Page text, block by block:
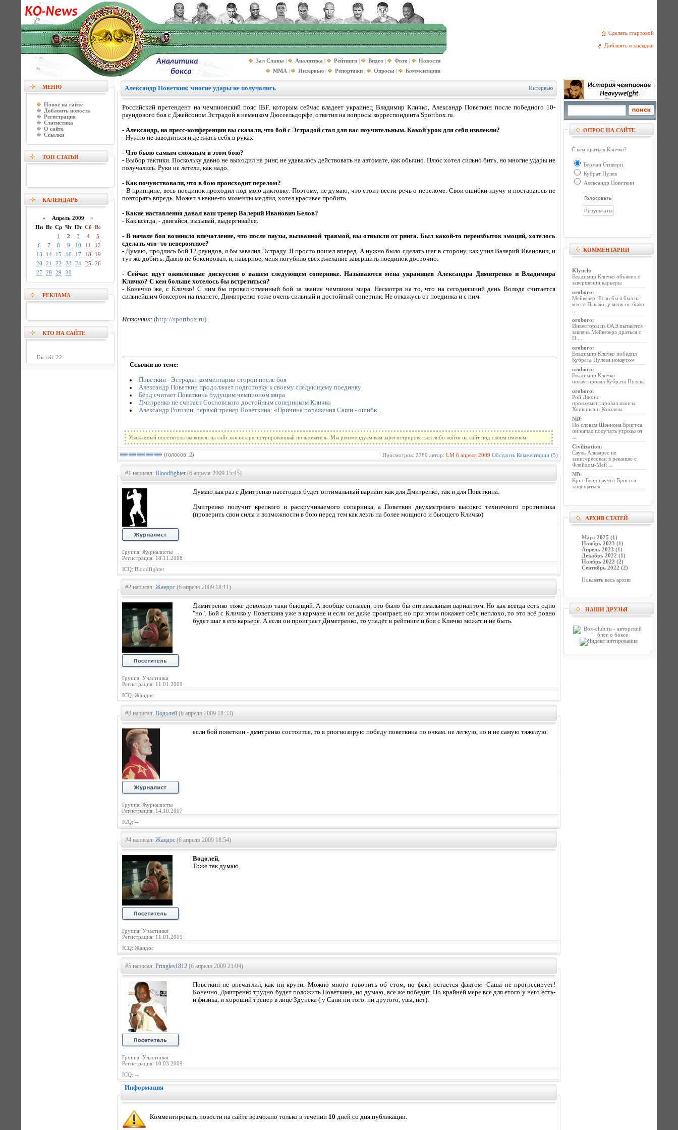
Сделать стартовой
Добавить в закладки
Зал Славы | Аналитика | Рейтинги | Видео | Фото |
Новости
MMA | Интервью | Репортажи | Опросы | Комментарии
МЕНЮ
Новое на сайте
Добавить новость
Регистрация
Статистика
О сайте
Ссылки
ТОП СТАТЬИ
КАЛЕНДАРЬ
« Апрель 2009 »
Пн Вт Ср Чт Пт Сб Вс
1
2 3 4
5
6
7 8 9 10 11
12
13
14 15 16 17 18
19
20
21 22 23 24 25
26
27
28 29 30
РЕКЛАМА
КТО НА САЙТЕ
Гостей: 22
Александр Поветкин: многие удары не получались Интервью
Российский претендент на чемпионский пояс IBF, которым сейчас владеет украинец Владимир Кличко, Александр Поветкин после победного 10-
раундового боя с Джейсоном Эстрадой в немецком Дюссельдорфе, ответил на вопросы корреспондента Sportbox.ru.
- Александр, на пресс-конференции вы сказали, что бой с Эстрадой стал для вас поучительным. Какой урок для себя извлекли?
- Нужно не заводиться и держать себя в руках.
- Что было самым сложным в этом бою?
- Выбор тактики. Поскольку давно не выходил на ринг, не удавалось действовать на автомате, как обычно. Плюс хотел сильно бить, но многие удары не
получались. Руки не летели, как надо.
- Как почувствовали, что в бою происходит перелом?
- В принципе, весь поединок проходил под мою диктовку. Поэтому, не думаю, что стоит вести речь о переломе. Свои ошибки изучу и постараюсь не
повторять впредь. Может в какие-то моменты медлил, хотел красивее пробить.
- Какие наставления давал ваш тренер Валерий Иванович Белов?
- Как всегда, - двигайся, вызывай, выдергивайся.
- В начале боя возникло впечатление, что после паузы, вызванной травмой, вы отвыкли от ринга. Был какой-то переизбыток эмоций, хотелось
сделать что- то невероятное?
- Думаю, продлись бой 12 раундов, я бы завалил Эстраду. Я просто пошел вперед. А нужно было сделать шаг в сторону, как учил Валерий Иванович, и
тут же добить. Давно не боксировал, и, наверное, меня погубило свехржелание завершить поединок досрочно.
- Сейчас идут оживленные дискуссии о вашем следующем сопернике. Называются мена украинцев Александра Димитренко и Владимира
Кличко? С кем больше хотелось бы встретиться?
- Конечно же, с Кличко! С ним бы провел отменный бой за звание чемпиона мира. Несмотря на то, что на сегодняшний день Володя считается
сильнейшим боксером на планете, Димитренко тоже очень сильный и достойный соперник. Не откажусь от поединка и с ним.
Источник: (http://sportbox.ru)
Ссылки по теме:
Поветкин - Эстрада: комментарии сторон после боя
Александр Поветкин продолжает подготовку к своему следующему поединку
Бёрд считает Поветкина будущим чемпионом мира
Дмитренко не считает Сосновского достойным соперником Кличко
Александр Рогозин, первый тренер Поветкина: «Причина поражения Саши - ошибк ...
Уважаемый посетитель вы вошли на сайт как незарегистрированный пользователь. Мы рекомендуем вам зарегистрироваться либо войти на сайт под своим именем.
(голосов: 2) Просмотров: 2789 автор: LM 6 апреля 2009 Обсудить Комментарии (5)
#1 написал: Bloodfighter (6 апреля 2009 15:45)
Группа: Журналисты
Регистрация: 18.11.2008
Думаю как раз с Дмитренко насегодня будет оптимальный вариант как для Дмитренко, так и для Поветкина.
Дмитренко получит крепкого и раскручиваемого соперника, а Поветкин двухметровго высокго техничного противника
(проверить свои силы и возможности в бою перед тем как лезть на более мощного и бьющего Кличко)
ICQ: Bloodfighter
#2 написал: Жандос (6 апреля 2009 18:11)
Группа: Участники
Регистрация: 11.01.2009
Димитренко тоже довольно таки бьющий. А вообще согласен, это было бы оптимальным вариантом. Но как всегда есть одно
"но". Бой с Кличко у Поветкина уже в кармане и если он даже проиграет, но при этом покажет себя неплохо, то это всё ровно
будет шаг в его карьере. А если он проиграет Диметренко, то упадёт в рейтинге и боя с Кличко может и не быть.
ICQ: Жандос
#3 написал: Водолей (6 апреля 2009 18:33)
Группа: Журналисты
Регистрация: 14.10.2007
если бой поветкин - дмитренко состоится, то я рпогнозирую победу поветкина по очкам. не легкую, но и не самую тяжелую.
ICQ: --
#4 написал: Жандос (6 апреля 2009 18:54)
Группа: Участники
Регистрация: 11.01.2009
Водолей,
Тоже так думаю.
ICQ: Жандос
#5 написал: Pringles1812 (6 апреля 2009 21:04)
Группа: Участники
Регистрация: 10.03.2009
Поветкин не впечатлил, как ни крути. Можно много говорить об етом, но факт остается фактом- Саша не прогресирует!
Конечно, Дмитренко трудно будет положить Поветкина, но думаю, все же победит. По крайней мере все для етого у него есть-
и физика, и хороший тренер в лице Здунека ( у Сани ни того, ни другого, увы, нет).
ICQ: --
Информация
Комментировать новости на сайте возможно только в течении 10 дней со дня публикации.
ОПРОС НА САЙТЕ
С кем драться Кличко?
Берман Стиверн
Кубрат Пулев
Александр Поветкин
КОММЕНТАРИИ
Klyuch:
Владимир Кличко объявил о
завершении карьеры
oroboro:
Мейвезер: Если бы я был на
месте Пакьяо, у меня не было
oroboro:
Инвесторы из ОАЭ пытаются
завлечь Мейвезера драться с
П ...
oroboro:
Владимир Кличко победил
Кубрата Пулева нокаутом
oroboro:
Владимир Кличко
нокаутировал Кубрата Пулева
oroboro:
Рой Джонс
прокомментировал шансы
Хопкинса и Ковалева
ND:
По словам Шеннона Бриггса,
он начал получать угрозы от
Civilization:
Сауль Альварес не
заинтересован в реванше с
Флойдом-Мей ...
ND:
Крис Берд научит Бриггса
защищаться
АРХИВ СТАТЕЙ
Март 2025 (1)
Ноябрь 2023 (1)
Апрель 2023 (1)
Декабрь 2022 (1)
Ноябрь 2022 (2)
Сентябрь 2022 (2)
Показать весь архив
НАШИ ДРУЗЬЯ